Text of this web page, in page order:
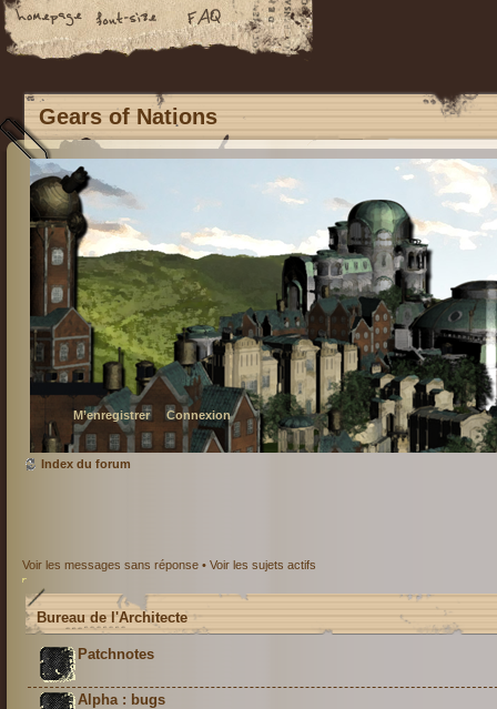
Gears of Nations
M’enregistrer Connexion
Index du forum
Voir les messages sans réponse • Voir les sujets actifs
Bureau de l'Architecte
Patchnotes
Alpha : bugs